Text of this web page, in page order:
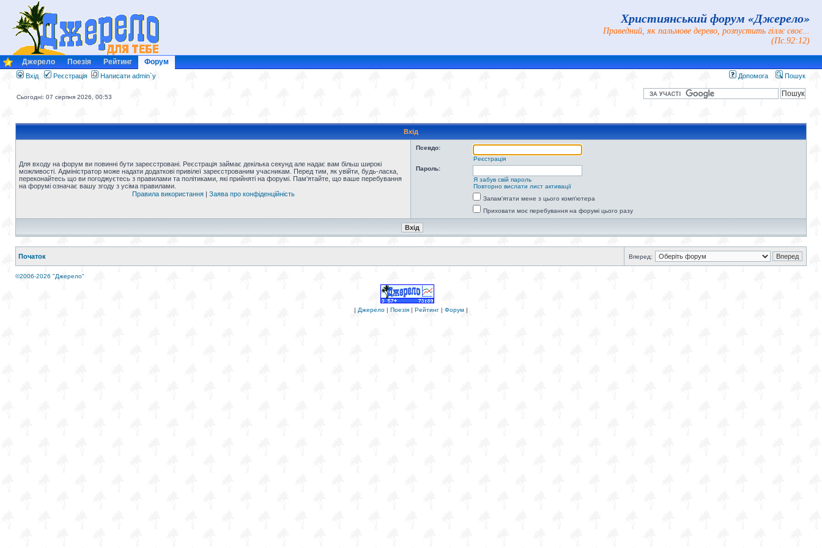
Християнський форум «Джерело»
Праведний, як пальмове дерево, розпустить гіллє своє...
(Пс.92:12)
Джерело Поезія Рейтинг Форум
Вхід Реєстрація Написати admin`у Допомога Пошук
Сьогодні: 07 серпня 2026, 00:53
Вхід
Для входу на форум ви повинні бути зареєстровані. Реєстрація займає декілька секунд але надає вам більш широкі
можливості. Адміністратор може надати додаткові привілеї зареєстрованим учасникам. Перед тим, як увійти, будь-ласка,
переконайтесь що ви погоджуєтесь з правилами та політиками, які прийняті на форумі. Пам'ятайте, що ваше перебування
на форумі означає вашу згоду з усіма правилами.
Правила використання| Заява про конфіденційність
Псевдо:
Реєстрація
Пароль:
Я забув свій пароль
Повторно вислати лист активації
Запам'ятати мене з цього комп'ютера
Приховати моє перебування на форумі цього разу
Початок Вперед:
©2006-2026 "Джерело"
| Джерело | Поезія | Рейтинг | Форум |